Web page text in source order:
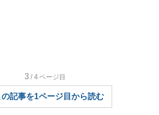
3 /4 ページ目
の記事を1ページ目から読む